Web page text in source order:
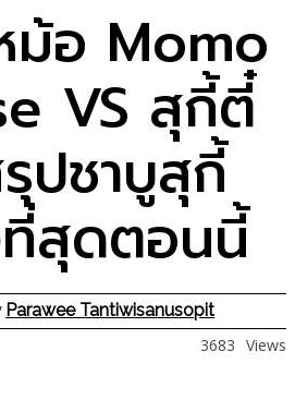
อ Momo
VS สุกี้ตี๋
ปชาบูสุกี้
สุดตอนนี้
Parawee Tantiwisanusopit
3683 Views